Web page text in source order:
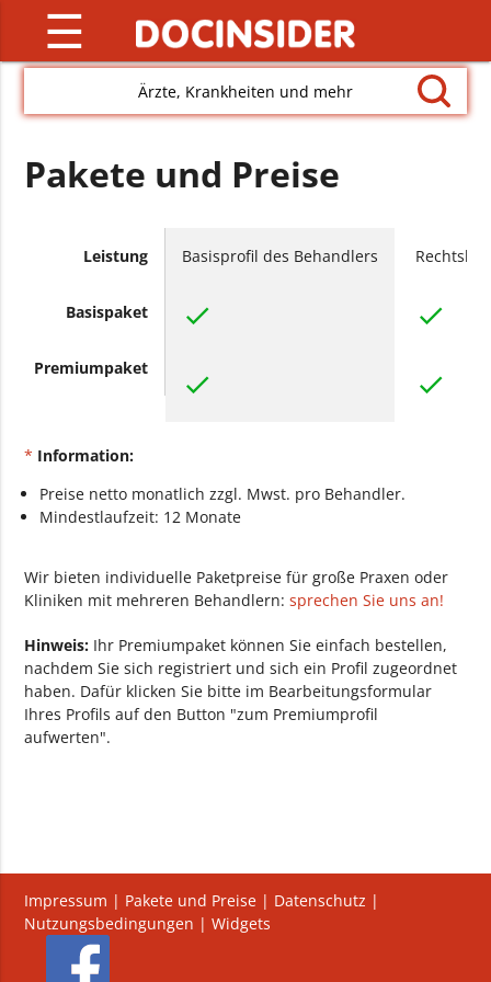
☰
Ärzte, Krankheiten und mehr
Pakete und Preise
Leistung
Basispaket
Premiumpaket
Basisprofil des Behandlers
check
check
check
check
* Information:
Preise netto monatlich zzgl. Mwst. pro Behandler.
Mindestlaufzeit: 12 Monate
Wir bieten individuelle Paketpreise für große Praxen oder
Kliniken mit mehreren Behandlern:sprechen Sie uns an!
Hinweis: Ihr Premiumpaket können Sie einfach bestellen,
nachdem Sie sich registriert und sich ein Profil zugeordnet
haben. Dafür klicken Sie bitte im Bearbeitungsformular
Ihres Profils auf den Button "zum Premiumprofil
aufwerten".
Impressum | Pakete und Preise | Datenschutz |
Nutzungsbedingungen |Widgets